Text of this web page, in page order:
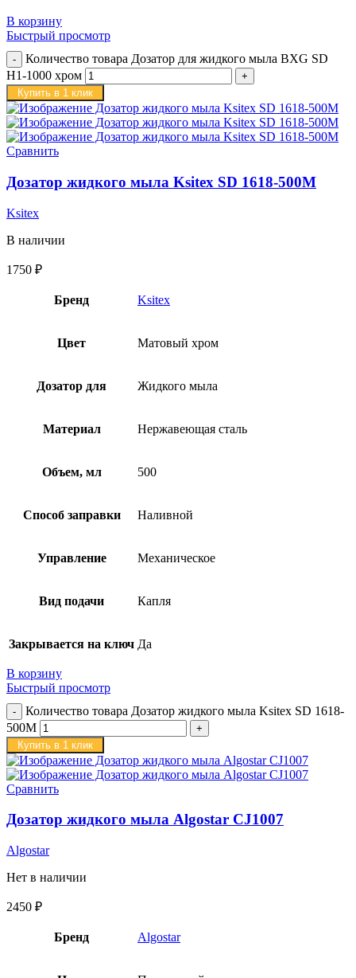
В корзину
Быстрый просмотр
Количество товара Дозатор для жидкого мыла BXG SD
H1-1000 хром
Купить в 1 клик
Сравнить
Дозатор жидкого мыла Ksitex SD 1618-500M
Ksitex
В наличии
1750 ₽
Бренд Ksitex
Цвет Матовый хром
Дозатор для Жидкого мыла
Материал Нержавеющая сталь
Объем, мл 500
Способ заправки Наливной
Управление Механическое
Вид подачи Капля
Закрывается на ключ Да
В корзину
Быстрый просмотр
Количество товара Дозатор жидкого мыла Ksitex SD 1618-
500M
Купить в 1 клик
Сравнить
Дозатор жидкого мыла Algostar CJ1007
Algostar
Нет в наличии
2450 ₽
Бренд Algostar